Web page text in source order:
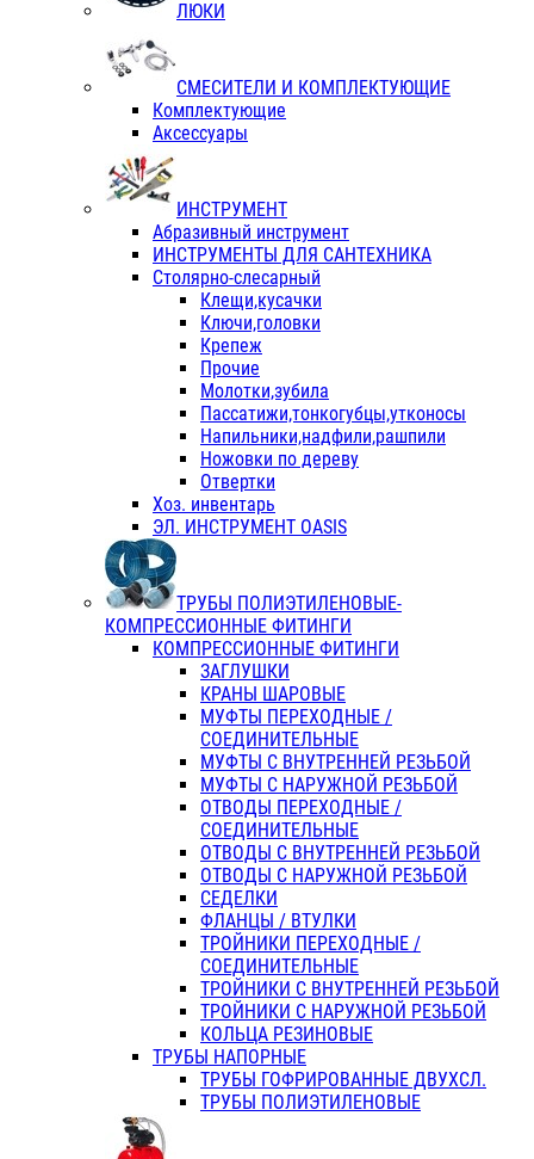
ЛЮКИ
СМЕСИТЕЛИ И КОМПЛЕКТУЮЩИЕ
Комплектующие
Аксессуары
ИНСТРУМЕНТ
Абразивный инструмент
ИНСТРУМЕНТЫ ДЛЯ САНТЕХНИКА
Столярно-слесарный
Клещи,кусачки
Ключи,головки
Крепеж
Прочие
Молотки,зубила
Пассатижи,тонкогубцы,утконосы
Напильники,надфили,рашпили
Ножовки по дереву
Отвертки
Хоз. инвентарь
ЭЛ. ИНСТРУМЕНТ OASIS
ТРУБЫ ПОЛИЭТИЛЕНОВЫЕ-
КОМПРЕССИОННЫЕ ФИТИНГИ
КОМПРЕССИОННЫЕ ФИТИНГИ
ЗАГЛУШКИ
КРАНЫ ШАРОВЫЕ
МУФТЫ ПЕРЕХОДНЫЕ /
СОЕДИНИТЕЛЬНЫЕ
МУФТЫ С ВНУТРЕННЕЙ РЕЗЬБОЙ
МУФТЫ С НАРУЖНОЙ РЕЗЬБОЙ
ОТВОДЫ ПЕРЕХОДНЫЕ /
СОЕДИНИТЕЛЬНЫЕ
ОТВОДЫ С ВНУТРЕННЕЙ РЕЗЬБОЙ
ОТВОДЫ С НАРУЖНОЙ РЕЗЬБОЙ
СЕДЕЛКИ
ФЛАНЦЫ / ВТУЛКИ
ТРОЙНИКИ ПЕРЕХОДНЫЕ /
СОЕДИНИТЕЛЬНЫЕ
ТРОЙНИКИ С ВНУТРЕННЕЙ РЕЗЬБОЙ
ТРОЙНИКИ С НАРУЖНОЙ РЕЗЬБОЙ
КОЛЬЦА РЕЗИНОВЫЕ
ТРУБЫ НАПОРНЫЕ
ТРУБЫ ГОФРИРОВАННЫЕ ДВУХСЛ.
ТРУБЫ ПОЛИЭТИЛЕНОВЫЕ